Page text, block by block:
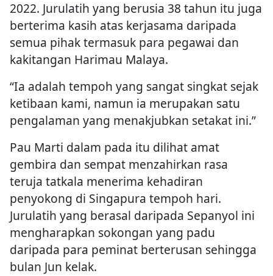
2022. Jurulatih yang berusia 38 tahun itu juga
berterima kasih atas kerjasama daripada
semua pihak termasuk para pegawai dan
kakitangan Harimau Malaya.
“Ia adalah tempoh yang sangat singkat sejak
ketibaan kami, namun ia merupakan satu
pengalaman yang menakjubkan setakat ini.”
Pau Marti dalam pada itu dilihat amat
gembira dan sempat menzahirkan rasa
teruja tatkala menerima kehadiran
penyokong di Singapura tempoh hari.
Jurulatih yang berasal daripada Sepanyol ini
mengharapkan sokongan yang padu
daripada para peminat berterusan sehingga
bulan Jun kelak.